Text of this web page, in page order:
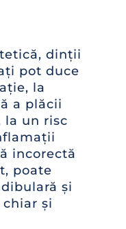
dinții
pot duce
la
a plăcii
la un risc
incorectă
poate
și
și